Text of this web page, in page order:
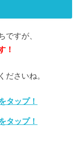
ですが、
！
ださいね。
タップ！
タップ！